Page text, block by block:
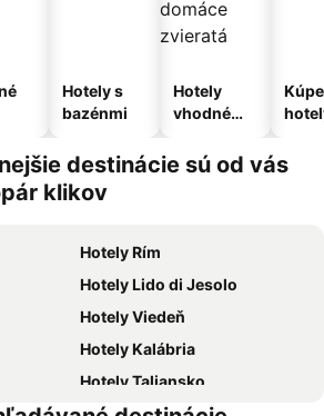
Hotely s
bazénmi
Hotely
vhodné
domáce
zvieratá
destinácie sú od vás
klikov
Hotely Rím
Hotely Lido di Jesolo
Hotely Viedeň
Hotely Kalábria
Hotely Taliansko